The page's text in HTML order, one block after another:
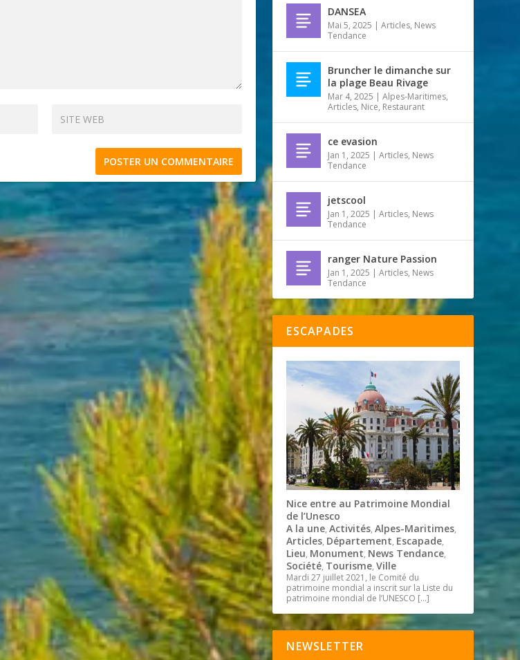
DANSEA
Mai 5, 2025 |Articles, News
Tendance
Bruncher le dimanche sur
la plage Beau Rivage
Mar 4, 2025 |Alpes-Maritimes,
Articles, Nice, Restaurant
ce evasion
Jan 1, 2025 |Articles, News
Tendance
jetscool
Jan 1, 2025 |Articles, News
Tendance
ranger Nature Passion
Jan 1, 2025 |Articles, News
Tendance
ESCAPADES
Nice entre au Patrimoine Mondial
de l’Unesco
A la une,Activités,Alpes-Maritimes,
Articles, Département, Escapade,
Lieu, Monument, News Tendance,
Société, Tourisme,Ville
Mardi 27 juillet 2021, le Comité du
patrimoine mondial a inscrit sur la Liste du
patrimoine mondial de l’UNESCO […]
NEWSLETTER